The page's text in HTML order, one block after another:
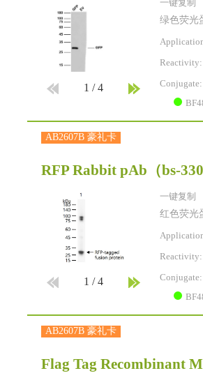
1 /4
一键复制
绿色荧光
Reactivity:
Conjugate:
AB2607B 豪礼卡
RFP Rabbit pAb （bs-
1 /4
一键复制
红色荧光
Reactivity:
Conjugate:
AB2607B 豪礼卡
Flag Tag Recombinant